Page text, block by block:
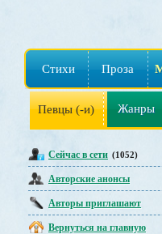
Стихи Проза
Певцы (-и) Жанры
Сейчас в сети (1052)
Авторские анонсы
Авторы приглашают
Вернуться на главную